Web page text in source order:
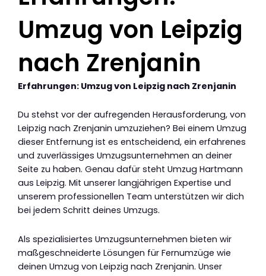
Umzug von Leipzig
nach Zrenjanin
Erfahrungen: Umzug von Leipzig nach Zrenjanin
Du stehst vor der aufregenden Herausforderung, von
Leipzig nach Zrenjanin umzuziehen? Bei einem Umzug
dieser Entfernung ist es entscheidend, ein erfahrenes
und zuverlässiges Umzugsunternehmen an deiner
Seite zu haben. Genau dafür steht Umzug Hartmann
aus Leipzig. Mit unserer langjährigen Expertise und
unserem professionellen Team unterstützen wir dich
bei jedem Schritt deines Umzugs.
Als spezialisiertes Umzugsunternehmen bieten wir
maßgeschneiderte Lösungen für Fernumzüge wie
deinen Umzug von Leipzig nach Zrenjanin. Unser